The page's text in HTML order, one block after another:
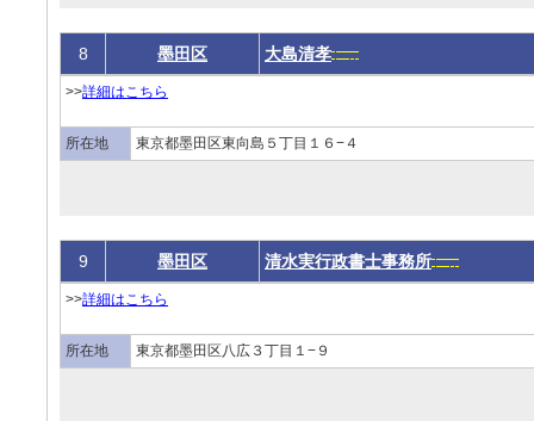
8 墨田区 大島清孝
>>詳細はこちら
所在地 東京都墨田区東向島５丁目１６−４
9 墨田区 清水実行政書士事務所
>>詳細はこちら
所在地 東京都墨田区八広３丁目１−９